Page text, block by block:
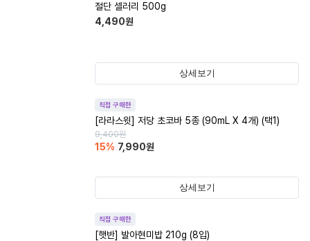
절단 셀러리 500g
4,490원
상세보기
직접 구매한
[라라스윗] 저당 초코바 5종 (90mL X 4개) (택1)
9,400원
15% 7,990원
상세보기
직접 구매한
[햇반] 발아현미밥 210g (8입)